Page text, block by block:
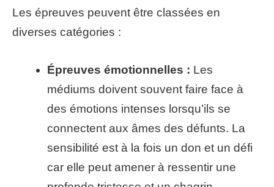
Les épreuves peuvent être classées en
diverses catégories :
Épreuves émotionnelles : Les
médiums doivent souvent faire face à
des émotions intenses lorsqu’ils se
connectent aux âmes des défunts. La
sensibilité est à la fois un don et un défi
car elle peut amener à ressentir une